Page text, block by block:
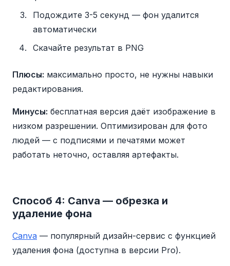
Подождите 3-5 секунд — фон удалится
автоматически
Скачайте результат в PNG
Плюсы: максимально просто, не нужны навыки
редактирования.
Минусы: бесплатная версия даёт изображение в
низком разрешении. Оптимизирован для фото
людей — с подписями и печатями может
работать неточно, оставляя артефакты.
Способ 4: Canva — обрезка и
удаление фона
Canva — популярный дизайн-сервис с функцией
удаления фона (доступна в версии Pro).